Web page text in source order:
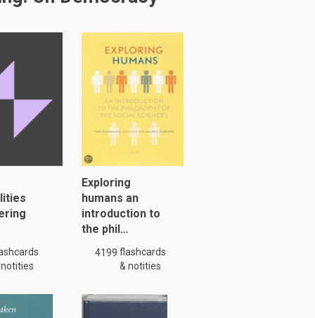
ten onder
en
is mogelijk niet
Exploring
humans an
introduction to
the phil…
4199 flashcards
& notities